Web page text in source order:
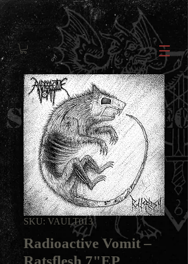
SKU: VAULT013
Radioactive Vomit ‎–
Ratsflesh 7"EP